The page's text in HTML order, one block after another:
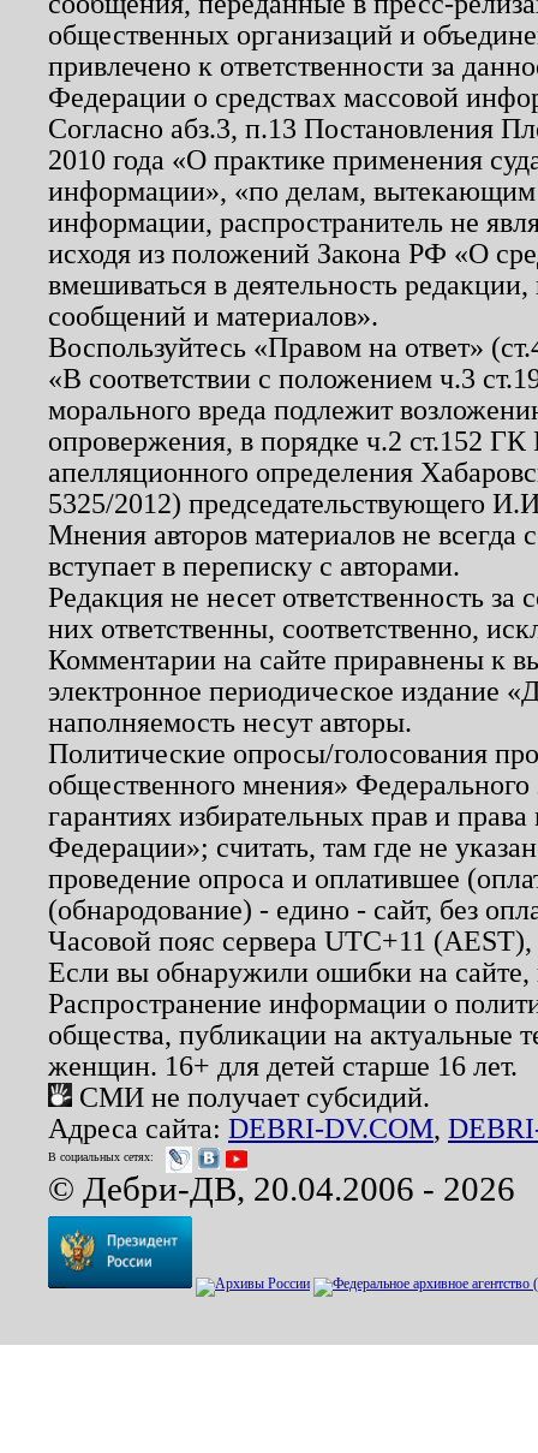
общественных организаций и
привлечено к ответственности за
Федерации о средствах массовой
Согласно абз.3, п.13 Постановления
2010 года «О практике применения
информации», «по делам, вытекающим
информации, распространитель не
исходя из положений Закона РФ «О
вмешиваться в деятельность
сообщений и материалов».
Воспользуйтесь «Правом на ответ»
«В соответствии с положением ч.3
морального вреда подлежит
опровержения, в порядке ч.2 ст.152
апелляционного определения
5325/2012) председательствующего
Мнения авторов материалов не
вступает в переписку с авторами.
Редакция не несет ответственность
них ответственны, соответственно,
Комментарии на сайте приравнены к
электронное периодическое издание
наполняемость несут авторы.
Политические опросы/голосования
общественного мнения»
гарантиях избирательных прав и
Федерации»; считать, там где не
проведение опроса и оплатившее
(обнародование) - едино - сайт, без
Часовой пояс сервера UTC+11
Если вы обнаружили ошибки на
Распространение информации о
общества, публикации на актуальные
женщин. 16+ для детей старше 16 лет.
СМИ не получает субсидий.
Адреса сайта: DEBRI-DV.COM,
В социальных сетях:
© Дебри-ДВ, 20.04.2006 - 2026